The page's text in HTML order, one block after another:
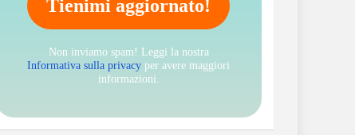
Non inviamo spam! Leggi la nostra
Informativa sulla privacy per avere maggiori
informazioni.